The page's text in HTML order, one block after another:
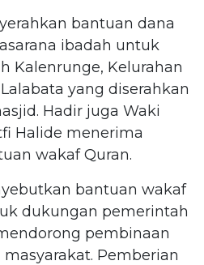
bantuan dana
ibadah untuk
Kalenrunge, Kelurahan
yang diserahkan
Hadir juga Waki
Halide menerima
wakaf Quran.
bantuan wakaf
dukungan pemerintah
pembinaan
Pemberian